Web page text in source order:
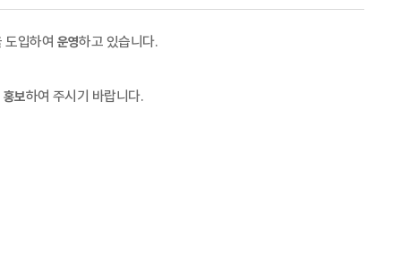
도입하여 운영하고 있습니다.
홍보하여 주시기 바랍니다.